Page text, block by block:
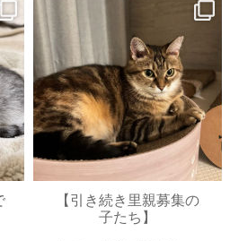
【引き続き里親募集の
子たち】